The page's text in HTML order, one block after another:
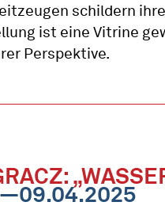
schildern
ist eine Vitrine
Perspektive.